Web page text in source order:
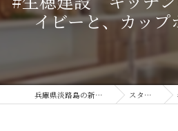
イビーと、カッ
兵庫県淡路島の新築ならハートフルライフ スタッフブログ